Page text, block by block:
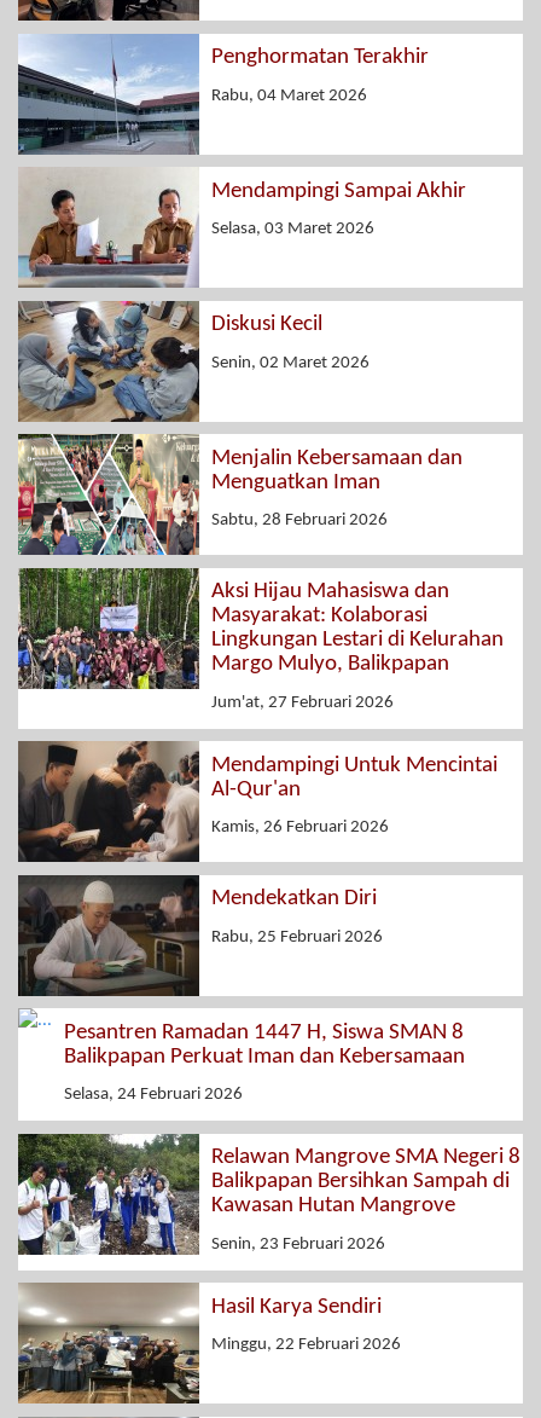
Penghormatan Terakhir
Rabu, 04 Maret 2026
Mendampingi Sampai Akhir
Selasa, 03 Maret 2026
Diskusi Kecil
Senin, 02 Maret 2026
Menjalin Kebersamaan dan
Menguatkan Iman
Sabtu, 28 Februari 2026
Aksi Hijau Mahasiswa dan
Masyarakat: Kolaborasi
Lingkungan Lestari di Kelurahan
Margo Mulyo, Balikpapan
Jum'at, 27 Februari 2026
Mendampingi Untuk Mencintai
Al-Qur'an
Kamis, 26 Februari 2026
Mendekatkan Diri
Rabu, 25 Februari 2026
Pesantren Ramadan 1447 H, Siswa SMAN 8
Balikpapan Perkuat Iman dan Kebersamaan
Selasa, 24 Februari 2026
Relawan Mangrove SMA Negeri 8
Balikpapan Bersihkan Sampah di
Kawasan Hutan Mangrove
Senin, 23 Februari 2026
Hasil Karya Sendiri
Minggu, 22 Februari 2026